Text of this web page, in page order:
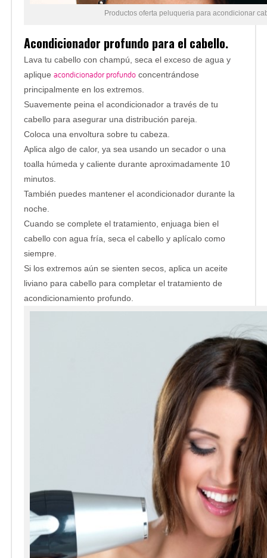
Productos oferta peluqueria para acondicionar
Acondicionador profundo para el cabello.
Lava tu cabello con champú, seca el exceso de agua y
aplique acondicionador profundo concentrándose
principalmente en los extremos.
Suavemente peina el acondicionador a través de tu
cabello para asegurar una distribución pareja.
Coloca una envoltura sobre tu cabeza.
Aplica algo de calor, ya sea usando un secador o una
toalla húmeda y caliente durante aproximadamente 10
minutos.
También puedes mantener el acondicionador durante la
noche.
Cuando se complete el tratamiento, enjuaga bien el
cabello con agua fría, seca el cabello y aplícalo como
siempre.
Si los extremos aún se sienten secos, aplica un aceite
liviano para cabello para completar el tratamiento de
acondicionamiento profundo.